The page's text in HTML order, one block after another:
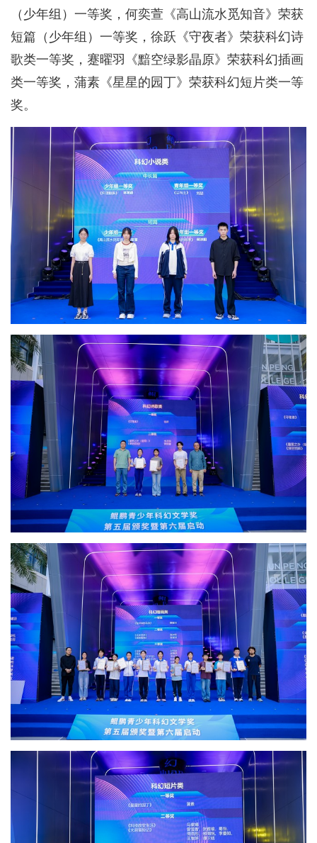
（少年组）一等奖，何奕萱《高山流水觅知音》荣获
短篇（少年组）一等奖，徐跃《守夜者》荣获科幻诗
歌类一等奖，蹇曜羽《黯空绿影晶原》荣获科幻插画
类一等奖，蒲素《星星的园丁》荣获科幻短片类一等
奖。